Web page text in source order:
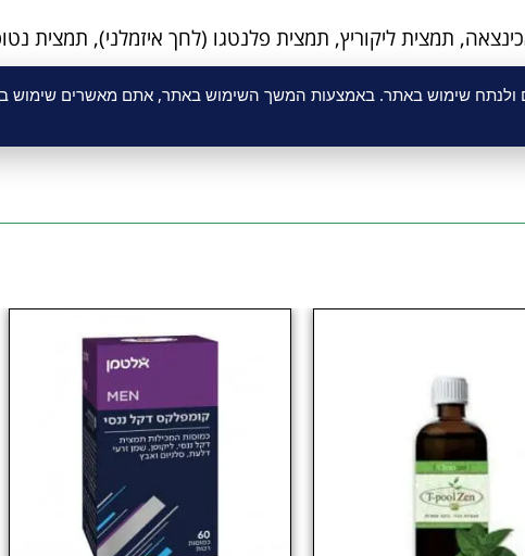
תמצית ליקוריץ, תמצית פלנטגו (לחך איזמלני), תמצית
ולנתח שימוש באתר. באמצעות המשך השימוש באתר, אתם מאשרים שימוש